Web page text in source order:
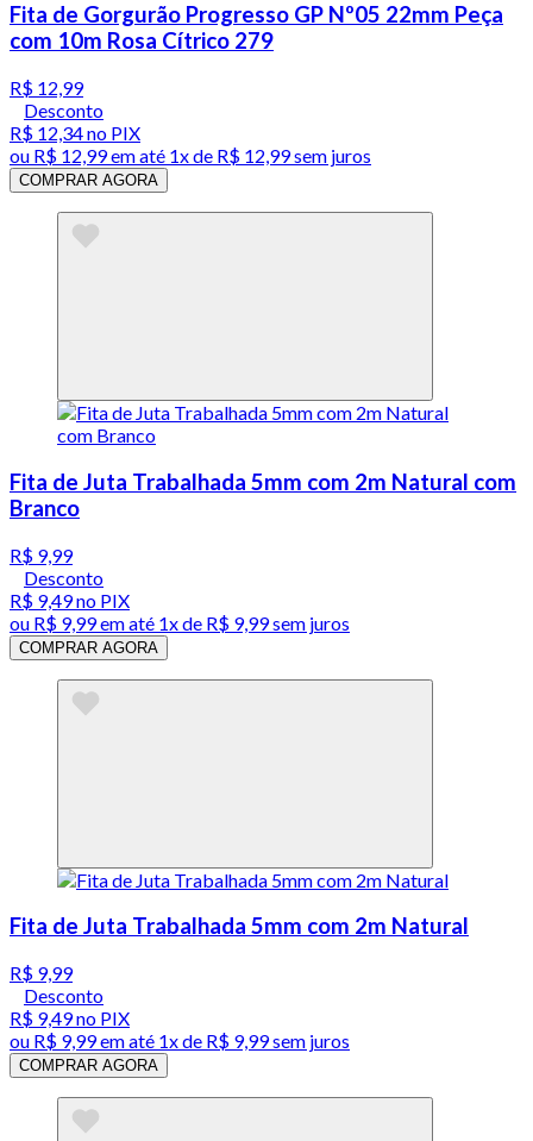
Fita de Gorgurão Progresso GP Nº05 22mm Peça
com 10m Rosa Cítrico 279
R$ 12,99
Desconto
R$ 12,34no PIX
ou R$ 12,99em até 1x de R$ 12,99sem juros
COMPRAR AGORA
Fita de Juta Trabalhada 5mm com 2m Natural com
Branco
R$ 9,99
Desconto
R$ 9,49no PIX
ou R$ 9,99em até 1x de R$ 9,99sem juros
COMPRAR AGORA
Fita de Juta Trabalhada 5mm com 2m Natural
R$ 9,99
Desconto
R$ 9,49no PIX
ou R$ 9,99em até 1x de R$ 9,99sem juros
COMPRAR AGORA